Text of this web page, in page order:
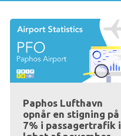
Paphos Lufthavn
opnår en stigning på
7% i passagertrafik i